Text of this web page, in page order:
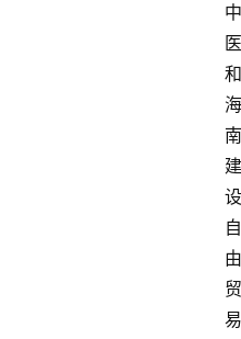
中
医
和
海
南
建
设
自
由
贸
易